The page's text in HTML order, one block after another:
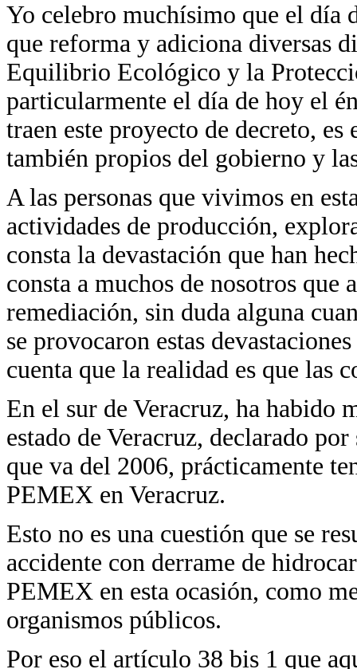
Yo celebro muchísimo que el día
que reforma y adiciona diversas
Equilibrio Ecológico y la
particularmente el día de hoy el
traen este proyecto de decreto,
también propios del gobierno y
A las personas que vivimos en
actividades de producción,
consta la devastación que han
consta a muchos de nosotros que
remediación, sin duda alguna
se provocaron estas
cuenta que la realidad es que las
En el sur de Veracruz, ha habido
estado de Veracruz, declarado
que va del 2006, prácticamente
PEMEX en Veracruz.
Esto no es una cuestión que se
accidente con derrame de
PEMEX en esta ocasión, como
organismos públicos.
Por eso el artículo 38 bis 1 que